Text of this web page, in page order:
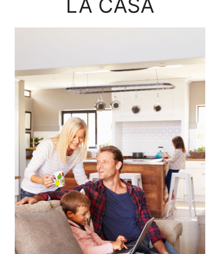
LA CASA